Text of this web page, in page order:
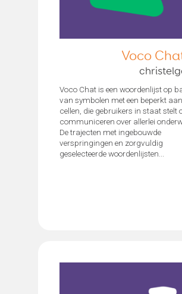
Voco
Voco Chat is een woordenlijst op
van symbolen met een beperkt
cellen, die gebruikers in staat stelt
communiceren over allerlei
De trajecten met ingebouwde
verspringingen en zorgvuldig
geselecteerde woordenlijsten...